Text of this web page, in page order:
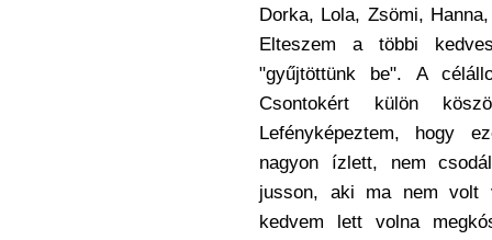
Dorka, Lola, Zsömi,
Elteszem a többi
"gyűjtöttünk be". A
Csontokért külön
Lefényképeztem, hogy
nagyon ízlett, nem
jusson, aki ma nem volt
kedvem lett volna